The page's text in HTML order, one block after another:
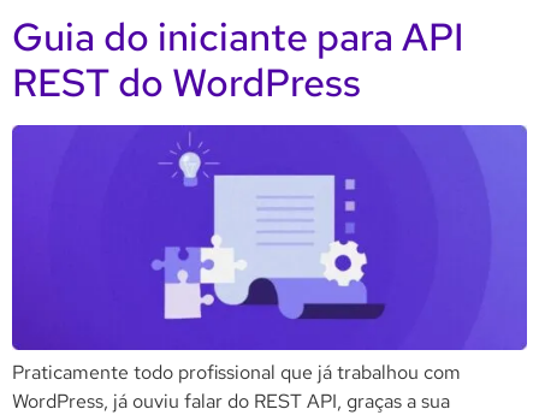
Guia do iniciante para API
REST do WordPress
Praticamente todo profissional que já trabalhou com
WordPress, já ouviu falar do REST API, graças a sua